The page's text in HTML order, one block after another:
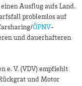
Ausflug aufs Land.
problemlos auf
ÖPNV-
und dauerhafteren
e. V. (VDV) empfiehlt
und Motor